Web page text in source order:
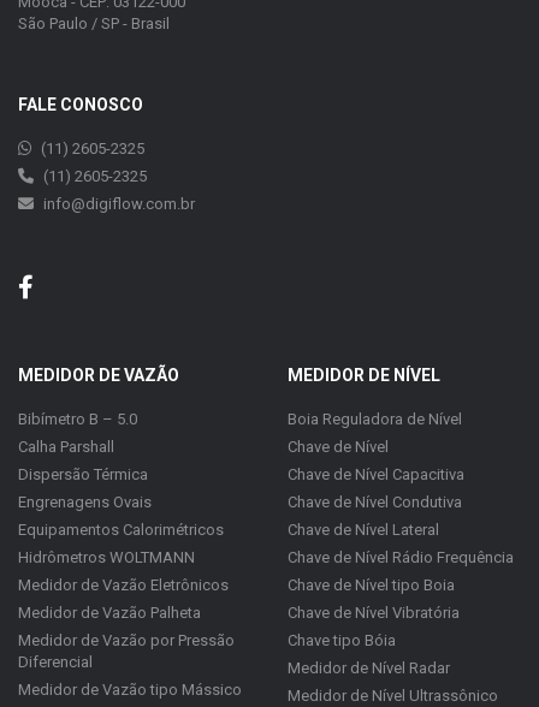
São Paulo / SP - Brasil
FALE CONOSCO
(11) 2605-2325
(11) 2605-2325
info@digiflow.com.br
MEDIDOR DE VAZÃO
Bibímetro B – 5.0
Calha Parshall
Dispersão Térmica
Engrenagens Ovais
Equipamentos Calorimétricos
Hidrômetros WOLTMANN
Medidor de Vazão Eletrônicos
Medidor de Vazão Palheta
Medidor de Vazão por Pressão
Diferencial
Medidor de Vazão tipo Mássico
MEDIDOR DE NÍVEL
Boia Reguladora de Nível
Chave de Nível
Chave de Nível Capacitiva
Chave de Nível Condutiva
Chave de Nível Lateral
Chave de Nível Rádio Frequência
Chave de Nível tipo Boia
Chave de Nível Vibratória
Chave tipo Bóia
Medidor de Nível Radar
Medidor de Nível Ultrassônico